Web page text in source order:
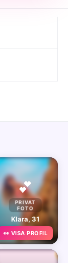
💕
PRIVAT
FOTO
Klara, 31
👀 VISA PROFIL